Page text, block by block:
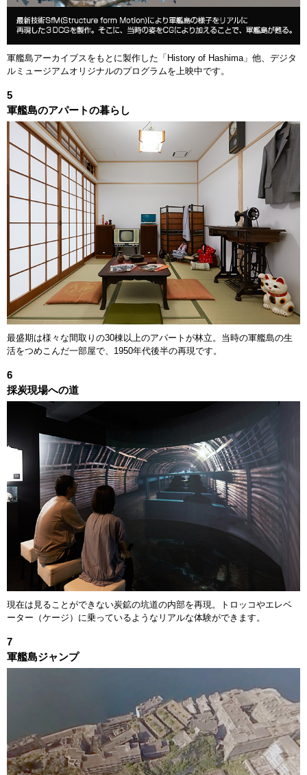
軍艦島アーカイブスをもとに製作した「History of Hashima」他、デジタ
ルミュージアムオリジナルのプログラムを上映中です。
5
軍艦島のアパートの暮らし
最盛期は様々な間取りの30棟以上のアパートが林立。当時の軍艦島の生
活をつめこんだ一部屋で、1950年代後半の再現です。
6
採炭現場への道
現在は見ることができない炭鉱の坑道の内部を再現。トロッコやエレベ
ーター（ケージ）に乗っているようなリアルな体験ができます。
7
軍艦島ジャンプ
受付開始 (軍艦島デジタル
9:00～
～)でも受付対応し
ております。
軍艦島デジタルミュージアム
～10:00 ～13:00
常盤桟橋へ移動 10:00～10:15 13:00～13:20
常盤港出港
軍艦島上陸 14:40～15:25
帰港
※上陸不可時
12:15頃
16:10頃
※上陸不可時
15:20頃
※発着時刻は目安です。当日の運航状況によって変更となる場合がありま
す。予めご了承ください。